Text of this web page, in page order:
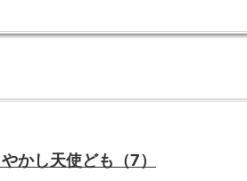
かし天使ども（7）